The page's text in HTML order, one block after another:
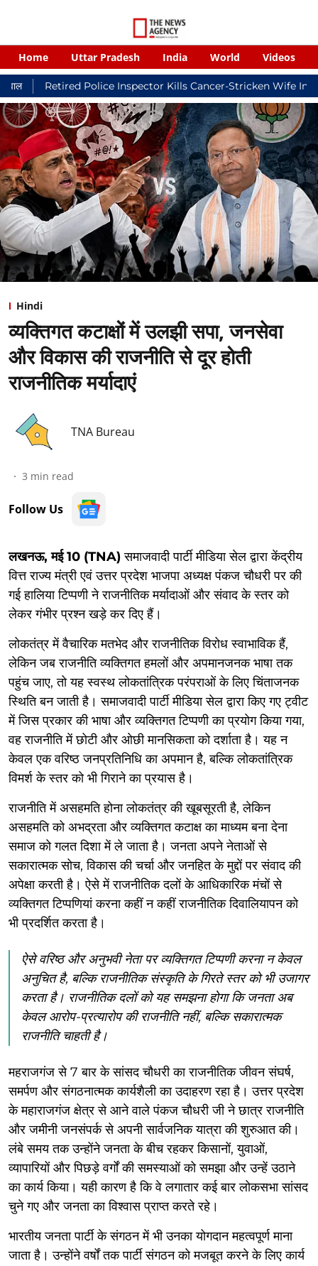
Home Uttar Pradesh India World Videos
Police Inspector Kills Cancer-Stricken Wife In Shikohabad,
Hindi
व्यक्तिगत कटाक्षों में उलझी सपा, जनसेवा
और विकास की राजनीति से दूर होती
राजनीतिक मर्यादाएं
TNA Bureau
3 min read
Follow Us
लखनऊ, मई 10 (TNA)समाजवादी पार्टी मीडिया सेल द्वारा केंद्रीय
वित्त राज्य मंत्री एवं उत्तर प्रदेश भाजपा अध्यक्ष पंकज चौधरी पर की
गई हालिया टिप्पणी ने राजनीतिक मर्यादाओं और संवाद के स्तर को
लेकर गंभीर प्रश्न खड़े कर दिए हैं।
लोकतंत्र में वैचारिक मतभेद और राजनीतिक विरोध स्वाभाविक हैं,
लेकिन जब राजनीति व्यक्तिगत हमलों और अपमानजनक भाषा तक
पहुंच जाए, तो यह स्वस्थ लोकतांत्रिक परंपराओं के लिए चिंताजनक
स्थिति बन जाती है। समाजवादी पार्टी मीडिया सेल द्वारा किए गए ट्वीट
में जिस प्रकार की भाषा और व्यक्तिगत टिप्पणी का प्रयोग किया गया,
वह राजनीति में छोटी और ओछी मानसिकता को दर्शाता है। यह न
केवल एक वरिष्ठ जनप्रतिनिधि का अपमान है, बल्कि लोकतांत्रिक
विमर्श के स्तर को भी गिराने का प्रयास है।
राजनीति में असहमति होना लोकतंत्र की खूबसूरती है, लेकिन
असहमति को अभद्रता और व्यक्तिगत कटाक्ष का माध्यम बना देना
समाज को गलत दिशा में ले जाता है। जनता अपने नेताओं से
सकारात्मक सोच, विकास की चर्चा और जनहित के मुद्दों पर संवाद की
अपेक्षा करती है। ऐसे में राजनीतिक दलों के आधिकारिक मंचों से
व्यक्तिगत टिप्पणियां करना कहीं न कहीं राजनीतिक दिवालियापन को
भी प्रदर्शित करता है।
ऐसे वरिष्ठ और अनुभवी नेता पर व्यक्तिगत टिप्पणी करना न केवल
अनुचित है, बल्कि राजनीतिक संस्कृति के गिरते स्तर को भी उजागर
करता है। राजनीतिक दलों को यह समझना होगा कि जनता अब
केवल आरोप-प्रत्यारोप की राजनीति नहीं, बल्कि सकारात्मक
राजनीति चाहती है।
महराजगंज से 7 बार के सांसद चौधरी का राजनीतिक जीवन संघर्ष,
समर्पण और संगठनात्मक कार्यशैली का उदाहरण रहा है। उत्तर प्रदेश
के महाराजगंज क्षेत्र से आने वाले पंकज चौधरी जी ने छात्र राजनीति
और जमीनी जनसंपर्क से अपनी सार्वजनिक यात्रा की शुरुआत की।
लंबे समय तक उन्होंने जनता के बीच रहकर किसानों, युवाओं,
व्यापारियों और पिछड़े वर्गों की समस्याओं को समझा और उन्हें उठाने
का कार्य किया। यही कारण है कि वे लगातार कई बार लोकसभा सांसद
चुने गए और जनता का विश्वास प्राप्त करते रहे।
भारतीय जनता पार्टी के संगठन में भी उनका योगदान महत्वपूर्ण माना
जाता है। उन्होंने वर्षों तक पार्टी संगठन को मजबूत करने के लिए कार्य